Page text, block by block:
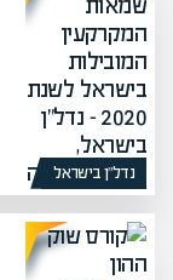
נדל”ן בישראל